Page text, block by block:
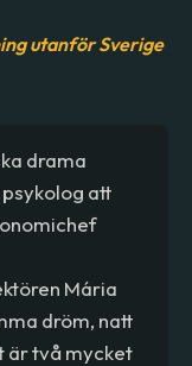
utanför Sverige
drama
att
Mária
dröm, natt
är två mycket